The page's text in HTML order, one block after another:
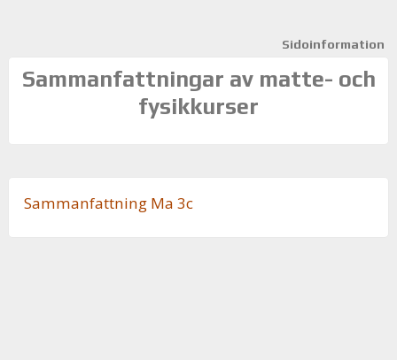
Sidoinformation
Sammanfattningar av matte- och
fysikkurser
Sam­man­fatt­ning Ma 3c